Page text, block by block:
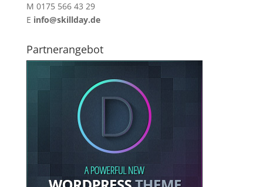
M 0175 566 43 29
E info@skillday.de
Partnerangebot